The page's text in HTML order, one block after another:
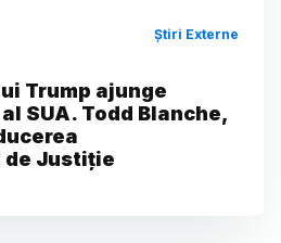
Știri Externe
Trump ajunge
SUA. Todd Blanche,
de Justiție